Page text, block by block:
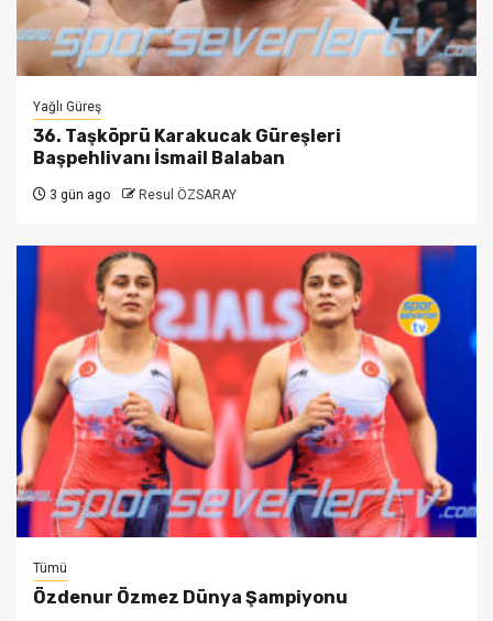
Yağlı Güreş
36. Taşköprü Karakucak Güreşleri
Başpehlivanı İsmail Balaban
3 gün ago Resul ÖZSARAY
Tümü
Özdenur Özmez Dünya Şampiyonu